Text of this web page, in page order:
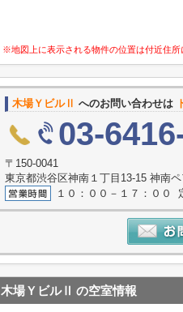
※地図上に表示される物件の位置は付近住所
木場ＹビルⅡ へのお問い合わせは
03-
〒150-0041
東京都渋谷区神南１丁目13-15 神南
１０：００－１７：００
木場ＹビルⅡ の空室情報